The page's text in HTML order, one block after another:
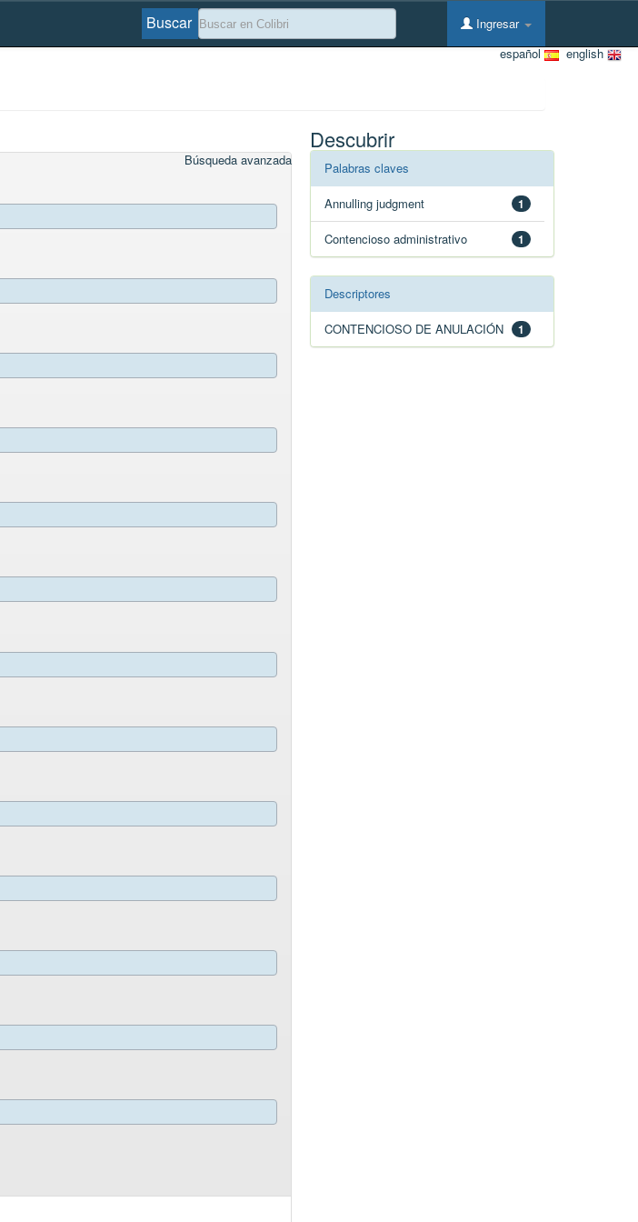
Ingresar
Buscar
english
español
Búsqueda avanzada
Descubrir
Palabras claves
1
Annulling judgment
1
Contencioso administrativo
Descriptores
1
CONTENCIOSO DE ANULACIÓN